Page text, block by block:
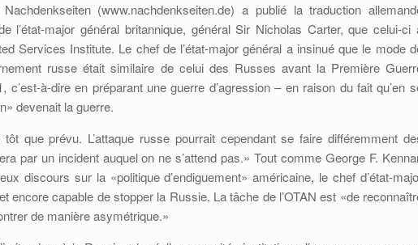
(www.nachdenkseiten.de) a publié la traduction
l’état-major général britannique, général Sir Nicholas Carter, que celui-ci
Services Institute. Le chef de l’état-major général a insinué que le mode
russe était similaire de celui des Russes avant la Première
à-dire en préparant une guerre d’agression – en raison du fait qu’en
devenait la guerre.
que prévu. L’attaque russe pourrait cependant se faire différemment
par un incident auquel on ne s’attend pas.» Tout comme George F.
discours sur la «politique d’endiguement» américaine, le chef d’état-
encore capable de stopper la Russie. La tâche de l’OTAN est «de
de manière asymétrique.»